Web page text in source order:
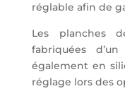
réglable afin de
Les planches
fabriquées
également en
réglage lors des